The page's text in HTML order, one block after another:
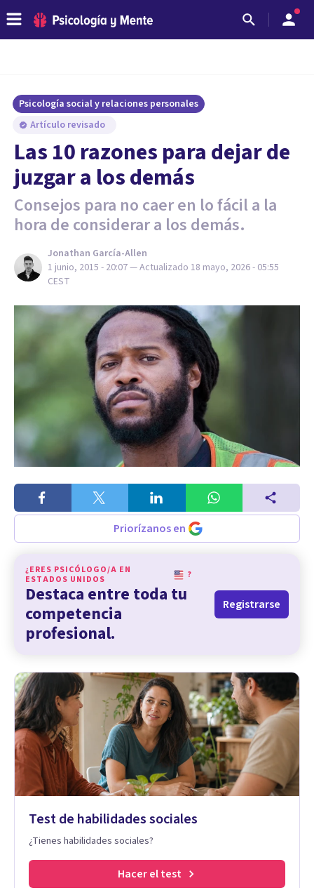
Psicología social y relaciones personales
Artículo revisado
Las 10 razones para dejar de
juzgar a los demás
Consejos para no caer en lo fácil a la
hora de considerar a los demás.
Jonathan García-Allen
1 junio, 2015 - 20:07— Actualizado 18 mayo, 2026 - 05:55
CEST
Priorízanos en
¿ERES PSICÓLOGO/A EN
ESTADOS UNIDOS
?
Destaca entre toda tu
competencia
profesional.
Registrarse
Test de habilidades sociales
¿Tienes habilidades sociales?
Hacer el test